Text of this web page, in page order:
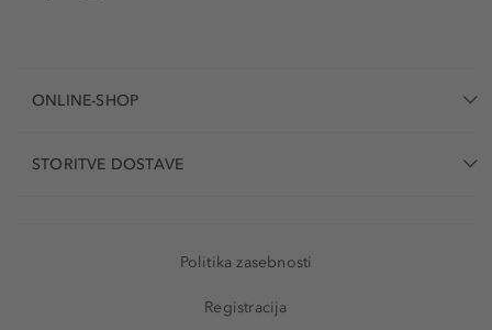
ONLINE-SHOP
STORITVE DOSTAVE
Politika zasebnosti
Registracija